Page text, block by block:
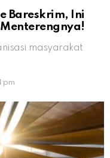
Bareskrim, Ini
masyarakat
pm